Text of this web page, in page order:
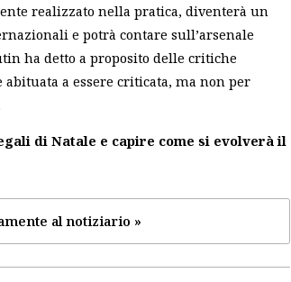
realizzato nella pratica, diventerà un
e potrà contare sull’arsenale
ha detto a proposito delle critiche
abituata a essere criticata, ma non per
di Natale e capire come si evolverà il
al notiziario »